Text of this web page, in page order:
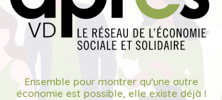
Ensemble pour montrer qu'une autre
économie est possible, elle existe déjà !